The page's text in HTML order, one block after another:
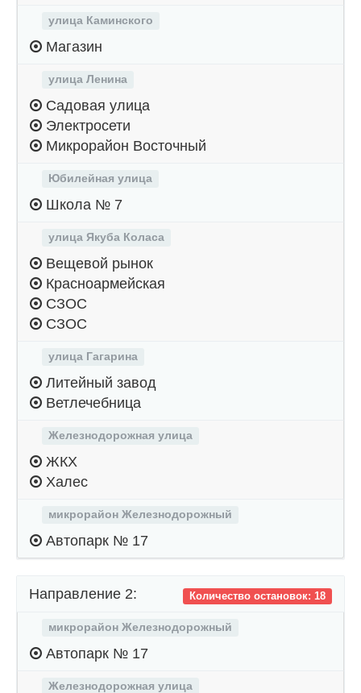
улица Каминского
Магазин
улица Ленина
Садовая улица
Электросети
Микрорайон Восточный
Юбилейная улица
Школа № 7
улица Якуба Коласа
Вещевой рынок
Красноармейская
СЗОС
СЗОС
улица Гагарина
Литейный завод
Ветлечебница
Железнодорожная улица
ЖКХ
Халес
микрорайон Железнодорожный
Автопарк № 17
Количество остановок: 18
Направление 2:
микрорайон Железнодорожный
Автопарк № 17
Железнодорожная улица